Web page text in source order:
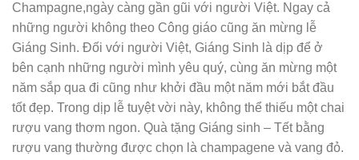
Champagne,ngày càng gần gũi với người Việt. Ngay cả
những người không theo Công giáo cũng ăn mừng lễ
Giáng Sinh. Đối với người Việt, Giáng Sinh là dịp để ở
bên cạnh những người mình yêu quý, cùng ăn mừng một
năm sắp qua đi cũng như khởi đầu một năm mới bắt đầu
tốt đẹp. Trong dịp lễ tuyệt vời này, không thể thiếu một chai
rượu vang thơm ngon. Quà tặng Giáng sinh – Tết bằng
rượu vang thường được chọn là champagene và vang đỏ.